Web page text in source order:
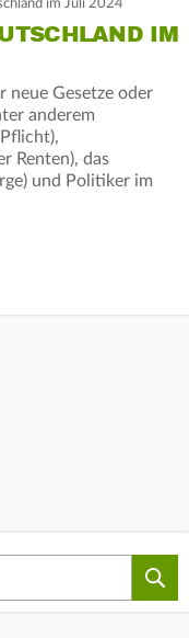
im Juli 2024
IM
neue Gesetze oder
anderem
Renten), das
und Politiker im